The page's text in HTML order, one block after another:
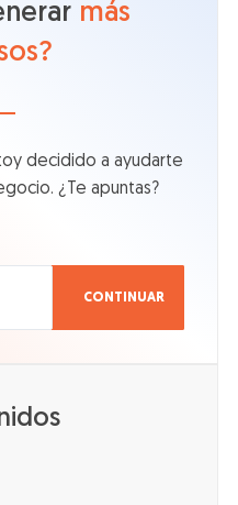
más
decidido a ayudarte
¿Te apuntas?
CONTINUAR